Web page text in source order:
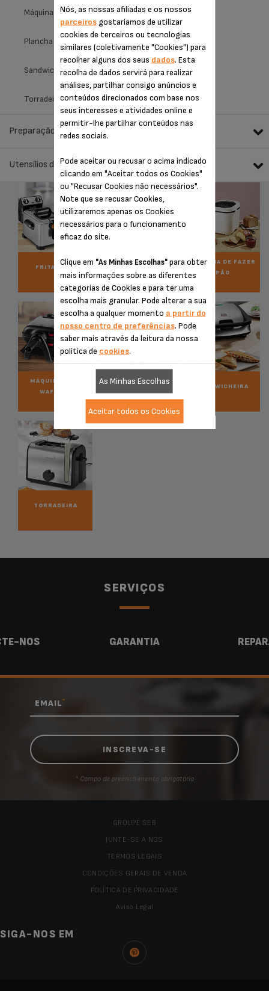
Máquina para waffles
Plancha
Sandwicheira
Torradeira
Preparação de alimentos
Utensílios de cozinha
FRITADEIRA
MÁQUINA DE FAZER
PÃO
MÁQUINA PARA
WAFFLES
SANDWICHEIRA
TORRADEIRA
SERVIÇOS
NOS GARANTIA
EMAIL*
* Campo de preenchimento obrigatório
GROUPE SEB
JUNTE-SE A NÓS
TERMOS LEGAIS
CONDIÇÕES GERAIS DE VENDA
POLÍTICA DE PRIVACIDADE
Aviso Legal
SIGA-NOS EM
Nós, as nossas afiliadas e os nossos
parceirosgostaríamos de utilizar
cookies de terceiros ou tecnologias
similares (coletivamente "Cookies") para
recolher alguns dos seus dados. Esta
recolha de dados servirá para realizar
análises, partilhar consigo anúncios e
conteúdos direcionados com base nos
seus interesses e atividades online e
permitir-lhe partilhar conteúdos nas
redes sociais.
Pode aceitar ou recusar o acima indicado
clicando em "Aceitar todos os Cookies"
ou "Recusar Cookies não necessários".
Note que se recusar Cookies,
utilizaremos apenas os Cookies
necessários para o funcionamento
eficaz do site.
Clique em "As Minhas Escolhas"para obter
mais informações sobre as diferentes
categorias de Cookies e para ter uma
escolha mais granular. Pode alterar a sua
escolha a qualquer momento a partir do
nosso centro de preferências. Pode
saber mais através da leitura da nossa
política de cookies.
As Minhas Escolhas
Aceitar todos os Cookies